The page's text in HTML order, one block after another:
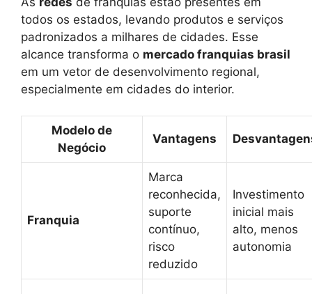
todos os estados, levando produtos e serviços
padronizados a milhares de cidades. Esse
alcance transforma o mercado franquias brasil
em um vetor de desenvolvimento regional,
especialmente em cidades do interior.
Modelo de
Negócio
Vantagens
Franquia
Marca
reconhecida,
suporte
contínuo,
risco
reduzido
Investimento
inicial mais
alto, menos
autonomia